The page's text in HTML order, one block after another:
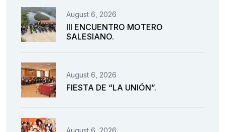
August 6, 2026
III ENCUENTRO MOTERO
SALESIANO.
August 6, 2026
FIESTA DE “LA UNIÓN”.
August 6, 2026